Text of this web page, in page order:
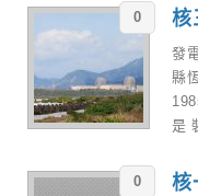
0 核
發
縣
是
0 核